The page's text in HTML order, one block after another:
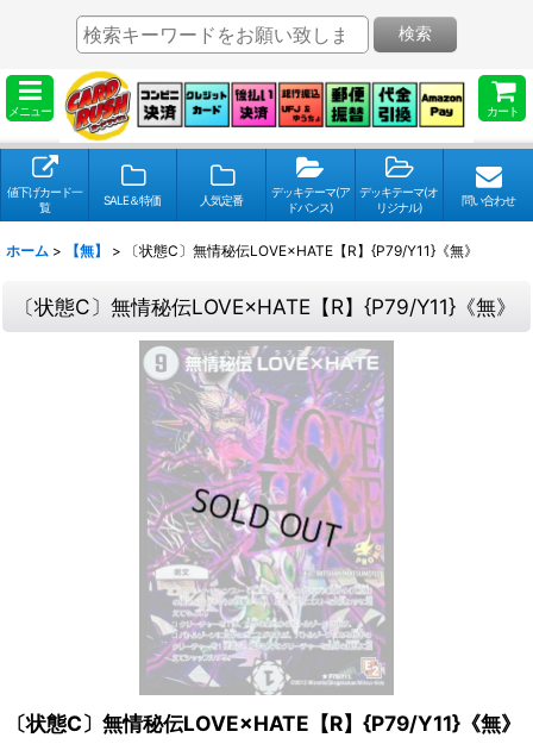
メニュー カート
検索
値下げカード一
覧
SALE＆特価 人気定番
デッキテーマ(ア
ドバンス)
デッキテーマ(オ
リジナル)
問い合わせ
ホーム > 【無】 > 〔状態C〕無情秘伝LOVE×HATE【R】{P79/Y11}《無》
〔状態C〕無情秘伝LOVE×HATE【R】{P79/Y11}《無》
〔状態C〕無情秘伝LOVE×HATE【R】{P79/Y11}《無》